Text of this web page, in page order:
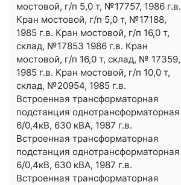
мостовой, г/п 5,0 т, №17757, 1986 г.в.
Кран мостовой, г/п 5,0 т, №17188,
1985 г.в. Кран мостовой, г/п 16,0 т,
склад, №17853 1986 г.в. Кран
мостовой, г/п 16,0 т, склад, № 17359,
1985 г.в. Кран мостовой, г/п 10,0 т,
склад, №20954, 1985 г.в.
Встроенная трансформаторная
подстанция однотрансформаторная
6/0,4кВ, 630 кВА, 1987 г.в.
Встроенная трансформаторная
подстанция однотрансформаторная
6/0,4кВ, 630 кВА, 1987 г.в.
Встроенная трансформаторная